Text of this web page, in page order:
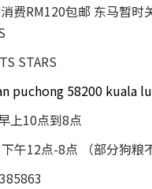
费RM120包邮 东马暂
STARS
puchong 58200 kuala
上10点到8点
午12点-8点 （部分狗粮